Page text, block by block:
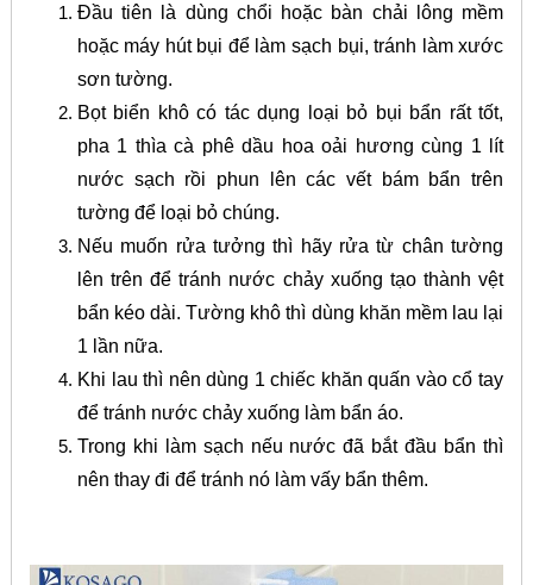
Đầu tiên là dùng chổi hoặc bàn chải lông mềm
hoặc máy hút bụi để làm sạch bụi, tránh làm xước
sơn tường.
Bọt biển khô có tác dụng loại bỏ bụi bẩn rất tốt,
pha 1 thìa cà phê dầu hoa oải hương cùng 1 lít
nước sạch rồi phun lên các vết bám bẩn trên
tường để loại bỏ chúng.
Nếu muốn rửa tưởng thì hãy rửa từ chân tường
lên trên để tránh nước chảy xuống tạo thành vệt
bẩn kéo dài. Tường khô thì dùng khăn mềm lau lại
1 lần nữa.
Khi lau thì nên dùng 1 chiếc khăn quấn vào cổ tay
để tránh nước chảy xuống làm bẩn áo.
Trong khi làm sạch nếu nước đã bắt đầu bẩn thì
nên thay đi để tránh nó làm vấy bẩn thêm.